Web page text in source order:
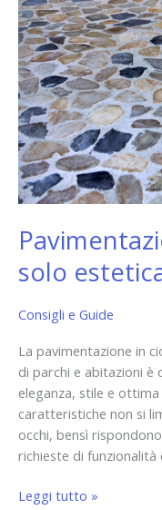
solo
Consigli e Guide
La pavimentazione in
di parchi e abitazioni è
eleganza, stile e
caratteristiche non si
occhi, bensì
richieste di
ciottoli?
Non
solo
estetica!
Leggi tutto »